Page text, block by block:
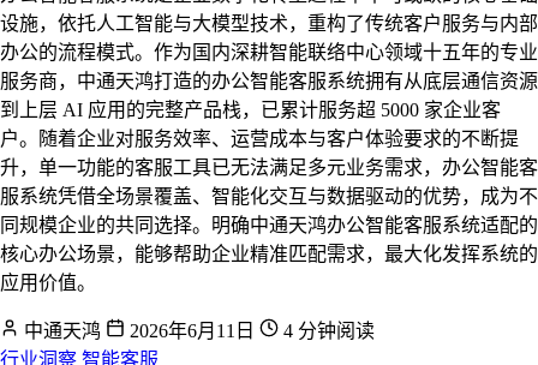
设施，依托人工智能与大模型技术，重构了传统客户服务与内部
办公的流程模式。作为国内深耕智能联络中心领域十五年的专业
服务商，中通天鸿打造的办公智能客服系统拥有从底层通信资源
到上层 AI 应用的完整产品栈，已累计服务超 5000 家企业客
户。随着企业对服务效率、运营成本与客户体验要求的不断提
升，单一功能的客服工具已无法满足多元业务需求，办公智能客
服系统凭借全场景覆盖、智能化交互与数据驱动的优势，成为不
同规模企业的共同选择。明确中通天鸿办公智能客服系统适配的
核心办公场景，能够帮助企业精准匹配需求，最大化发挥系统的
应用价值。
中通天鸿 2026年6月11日
4 分钟阅读
行业洞察 智能客服